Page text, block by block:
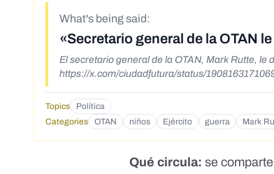
What's being said:
«Secretario general de la OTAN
El secretario general de la OTAN, Mark Rutte, le
https://x.com/ciudadfutura/status/
Topics Política
Categories
OTAN niños Ejército guerra Mark
Qué circula: se